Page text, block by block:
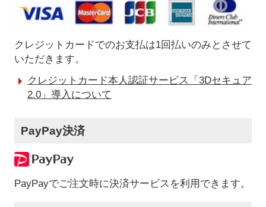
クレジットカードでのお支払は1回払いのみとさせて
いただきます。
クレジットカード本人認証サービス「3Dセキュア
2.0」導入について
PayPay決済
PayPayでご注文時に決済サービスを利用できます。